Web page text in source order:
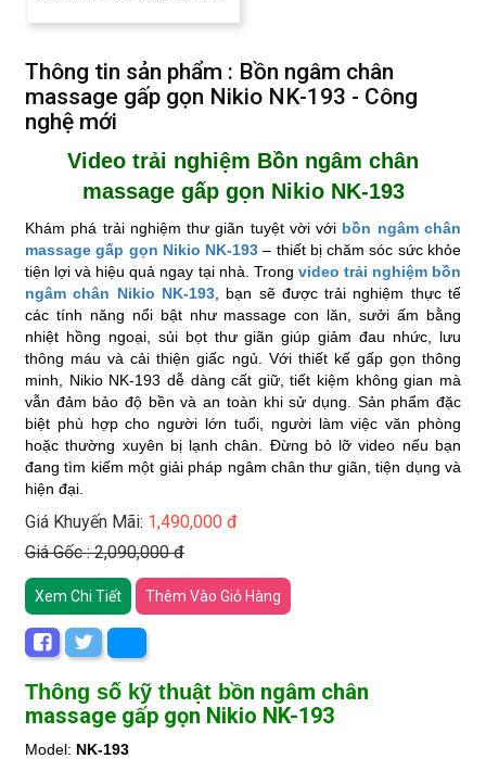
Thông tin sản phẩm : Bồn ngâm chân
massage gấp gọn Nikio NK-193 - Công
nghệ mới
Video trải nghiệm Bồn ngâm chân
massage gấp gọn Nikio NK-193
Khám phá trải nghiệm thư giãn tuyệt vời với bồn ngâm chân
massage gấp gọn Nikio NK-193 – thiết bị chăm sóc sức khỏe
tiện lợi và hiệu quả ngay tại nhà. Trong video trải nghiệm bồn
ngâm chân Nikio NK-193, bạn sẽ được trải nghiệm thực tế
các tính năng nổi bật như massage con lăn, sưởi ấm bằng
nhiệt hồng ngoại, sủi bọt thư giãn giúp giảm đau nhức, lưu
thông máu và cải thiện giấc ngủ. Với thiết kế gấp gọn thông
minh, Nikio NK-193 dễ dàng cất giữ, tiết kiệm không gian mà
vẫn đảm bảo độ bền và an toàn khi sử dụng. Sản phẩm đặc
biệt phù hợp cho người lớn tuổi, người làm việc văn phòng
hoặc thường xuyên bị lạnh chân. Đừng bỏ lỡ video nếu bạn
đang tìm kiếm một giải pháp ngâm chân thư giãn, tiện dụng và
hiện đại.
Giá Khuyến Mãi: 1,490,000 đ
Giá Gốc : 2,090,000 đ
Xem Chi Tiết Thêm Vào Giỏ Hàng
Thông số kỹ thuật bồn ngâm chân
massage gấp gọn Nikio NK-193
Model: NK-193